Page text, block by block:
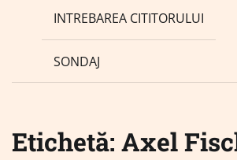
INTREBAREA CITITORULUI
SONDAJ
Etichetă: Axel